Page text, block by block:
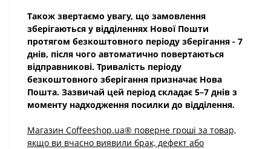
Також звертаємо увагу, що замовлення
зберігаються у відділеннях Нової Пошти
протягом безкоштовного періоду зберігання - 7
днів, після чого автоматично повертаються
відправникові. Тривалість періоду
безкоштовного зберігання призначає Нова
Пошта. Зазвичай цей період складає 5–7 днів з
моменту надходження посилки до відділення.
Магазин Coffeeshop.ua® поверне гроші за товар,
якщо ви вчасно виявили брак, дефект або